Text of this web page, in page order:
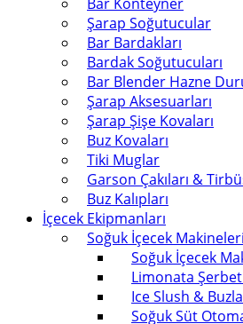
Şarap Soğutucular
Bar Bardakları
Bardak Soğutucuları
Bar Blender Hazne
Şarap Aksesuarları
Şarap Şişe Kovaları
Buz Kovaları
Tiki Muglar
Garson Çakıları &
Buz Kalıpları
İçecek Ekipmanları
Soğuk İçecek Makineleri
Soğuk İçecek
Limonata
Ice Slush &
Soğuk Süt